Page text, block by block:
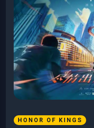
HONOR OF KINGS